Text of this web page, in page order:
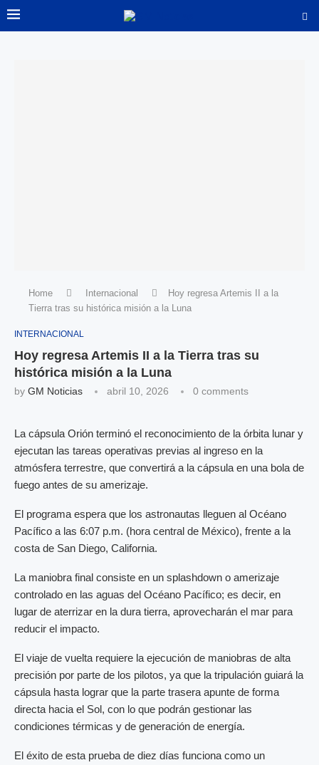
Home Internacional
Hoy regresa Artemis II a la
Tierra tras su histórica misión a la Luna
INTERNACIONAL
Hoy regresa Artemis II a la Tierra tras su
histórica misión a la Luna
by GM Noticias abril 10, 2026 0 comments
La cápsula Orión terminó el reconocimiento de la órbita lunar y
ejecutan las tareas operativas previas al ingreso en la
atmósfera terrestre, que convertirá a la cápsula en una bola de
fuego antes de su amerizaje.
El programa espera que los astronautas lleguen al Océano
Pacífico a las 6:07 p.m. (hora central de México), frente a la
costa de San Diego, California.
La maniobra final consiste en un splashdown o amerizaje
controlado en las aguas del Océano Pacífico; es decir, en
lugar de aterrizar en la dura tierra, aprovecharán el mar para
reducir el impacto.
El viaje de vuelta requiere la ejecución de maniobras de alta
precisión por parte de los pilotos, ya que la tripulación guiará la
cápsula hasta lograr que la parte trasera apunte de forma
directa hacia el Sol, con lo que podrán gestionar las
condiciones térmicas y de generación de energía.
El éxito de esta prueba de diez días funciona como un